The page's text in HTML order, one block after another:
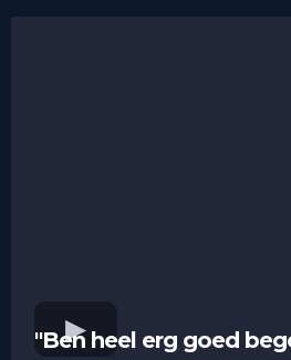
"Ben heel erg goed